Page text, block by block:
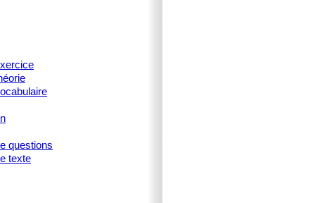
questions
texte